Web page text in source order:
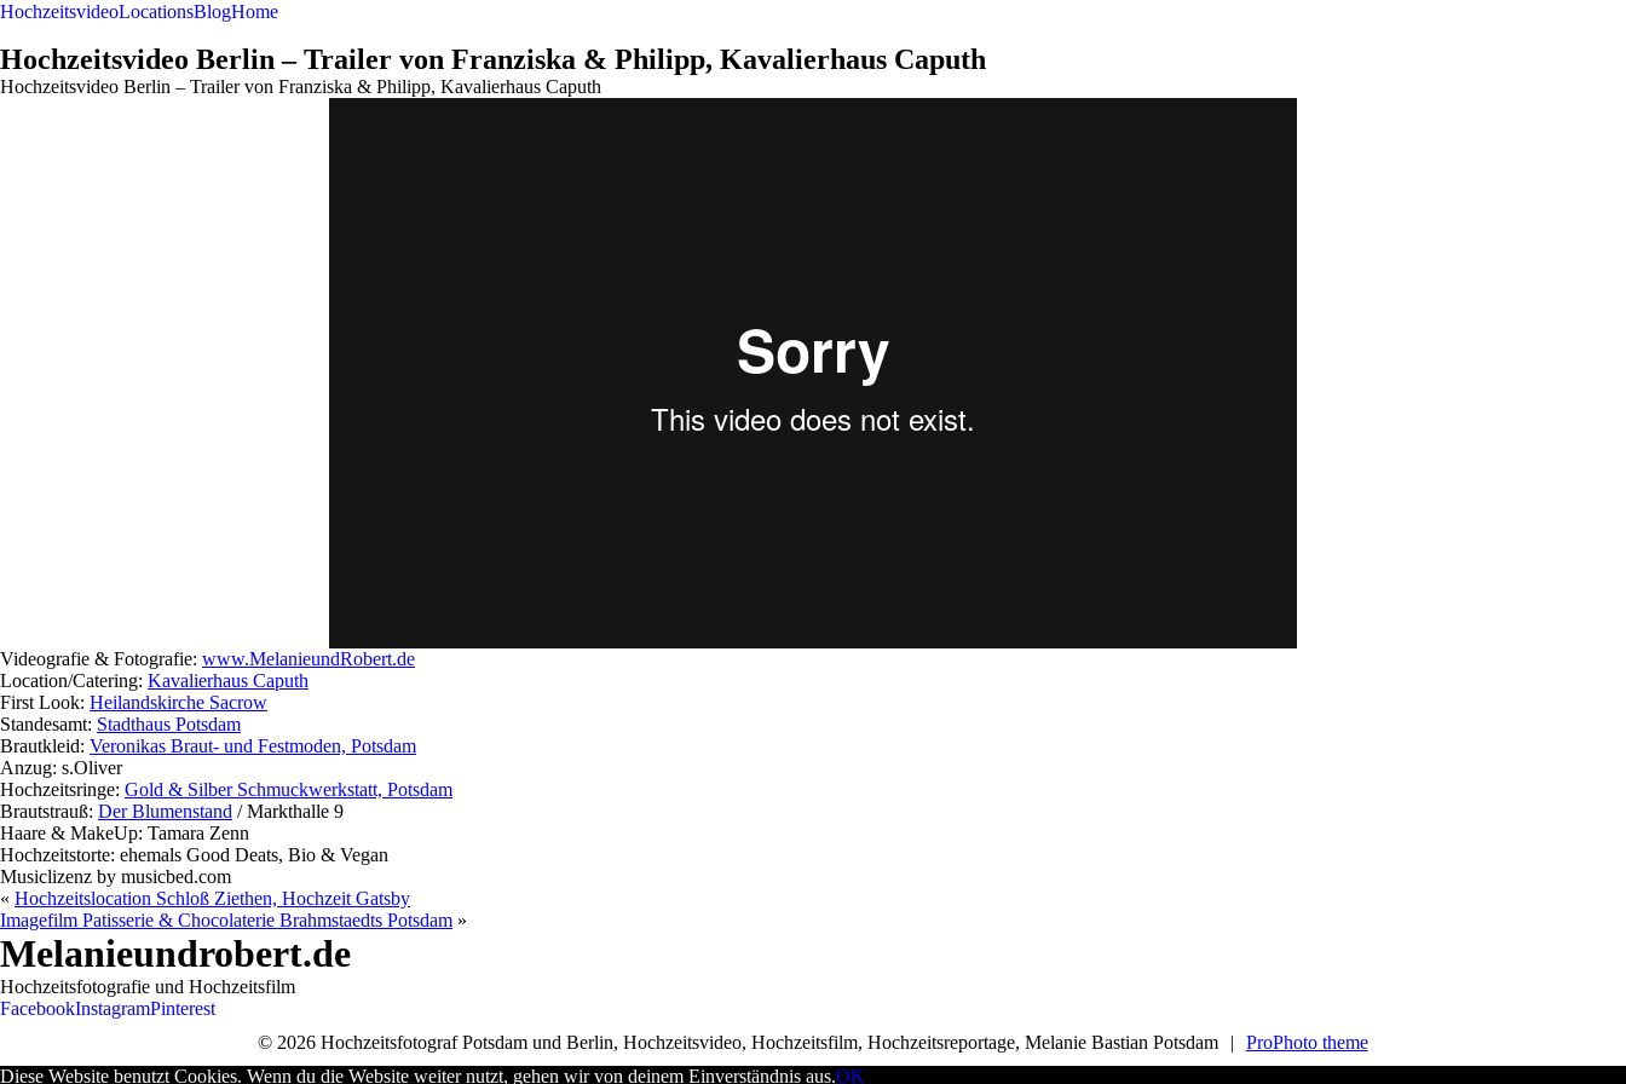
HochzeitsvideoLocationsBlogHome
Hochzeitsvideo Berlin – Trailer von Franziska & Philipp, Kavalierhaus Caputh
Hochzeitsvideo Berlin – Trailer von Franziska & Philipp, Kavalierhaus Caputh
Videografie & Fotografie: www.MelanieundRobert.de
Location/Catering: Kavalierhaus Caputh
First Look: Heilandskirche Sacrow
Standesamt: Stadthaus Potsdam
Brautkleid: Veronikas Braut- und Festmoden, Potsdam
Anzug: s.Oliver
Hochzeitsringe: Gold & Silber Schmuckwerkstatt, Potsdam
Brautstrauß: Der Blumenstand / Markthalle 9
Haare & MakeUp: Tamara Zenn
Hochzeitstorte: ehemals Good Deats, Bio & Vegan
Musiclizenz by musicbed.com
« Hochzeitslocation Schloß Ziethen, Hochzeit Gatsby
Imagefilm Patisserie & Chocolaterie Brahmstaedts Potsdam »
Melanieundrobert.de
Hochzeitsfotografie und Hochzeitsfilm
FacebookInstagramPinterest
© 2026 Hochzeitsfotograf Potsdam und Berlin, Hochzeitsvideo, Hochzeitsfilm, Hochzeitsreportage, Melanie Bastian Potsdam
|
ProPhoto theme
Diese Website benutzt Cookies. Wenn du die Website weiter nutzt, gehen wir von deinem Einverständnis aus.OK